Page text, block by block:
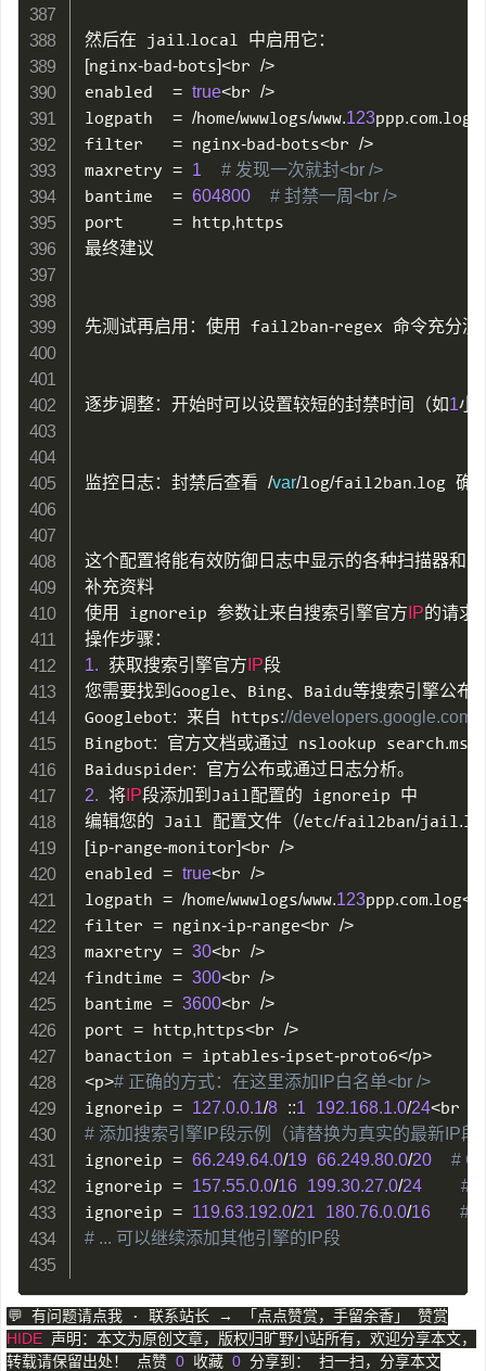
然后在 jail.
[nginx-bad-bots]<br />
enabled = true<br />
logpath = /home/wwwlogs/www.123ppp.com.log
filter = nginx-bad-bots<br />
maxretry = 1 # 发现一次就封<br />
bantime = 604800 # 封禁一周<br />
port = http,https
最终建议
先测试再启用：使用 fail2ban-regex 命令充分测
逐步调整：开始时可以设置较短的封禁时间（如1小
监控日志：封禁后查看 /var/log/fail2ban.log 确
这个配置将能有效防御日志中显示的各种扫描器和
补充资料
使用 ignoreip 参数让来自搜索引擎官方 IP的请求
1. 获取搜索引擎官方 IP段
您需要找到Google、Bing、Baidu等搜索引擎公布
Googlebot: 来自 https://developers.google.com/
Bingbot: 官方文档或通过 nslookup search.msn
Baiduspider:
2. 将IP段添加到Jail配置的 ignoreip 中
编辑您的 Jail 配置文件（/etc/fail2ban/jail.
[ip-range-monitor]<br />
enabled = true<br />
logpath = /home/wwwlogs/www.123ppp.com.log<
filter = nginx-ip-range<br />
maxretry = 30<br />
findtime = 300<br />
bantime = 3600<br />
port = http,https<br />
banaction = iptables-ipset-proto6</p>
<p># 正确的方式：在这里添加IP白名单<br />
ignoreip = 127.0.0.1/8 ::1 192.168.1.0/24<br
# 添加搜索引擎IP段示例（请替换为真实的最新IP段
ignoreip = 66.249.64.0/19 66.249.80.0/20 #
ignoreip = 157.55.0.0/16 199.30.27.0/24 #
ignoreip = 119.63.192.0/21 180.76.0.0/16
#
# ... 可以继续添加其他引擎的IP段
💬 有问题请点我 · 联系站长 → 「点点赞赏，手留余香」 赞赏
HIDE 声明：本文为原创文章，版权归旷野小站所有，欢迎分享本文，
转载请保留出处！ 点赞 0 收藏 0 分享到： 扫一扫，分享本文